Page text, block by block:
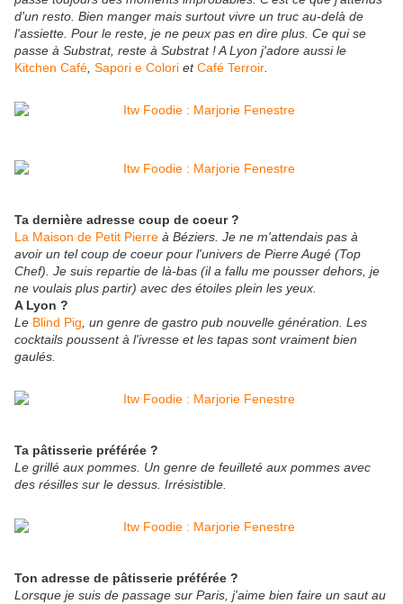
d'un resto. Bien manger mais surtout vivre un truc au-delà de
l'assiette. Pour le reste, je ne peux pas en dire plus. Ce qui se
passe à Substrat, reste à Substrat ! A Lyon j'adore aussi le
Kitchen Café Sapori e Colori etCafé Terroir
Ta dernière adresse coup de coeur ?
La Maison de Petit Pierre à Béziers. Je ne m'attendais pas à
avoir un tel coup de coeur pour l'univers de Pierre Augé (Top
Chef). Je suis repartie de là-bas (il a fallu me pousser dehors, je
ne voulais plus partir) avec des étoiles plein les yeux.
A Lyon ?
Le Blind Pig , un genre de gastro pub nouvelle génération. Les
cocktails poussent à l'ivresse et les tapas sont vraiment bien
gaulés.
Ta pâtisserie préférée ?
Le grillé aux pommes. Un genre de feuilleté aux pommes avec
des résilles sur le dessus. Irrésistible.
Ton adresse de pâtisserie préférée ?
Lorsque je suis de passage sur Paris, j'aime bien faire un saut au